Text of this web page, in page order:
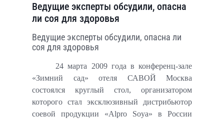
Ведущие эксперты обсудили, опасна
ли соя для здоровья
Ведущие эксперты обсудили, опасна ли
соя для здоровья
24 марта 2009 года в конференц-зале
«Зимний сад» отеля САВОЙ Москва
состоялся круглый стол, организатором
которого стал эксклюзивный дистрибьютор
соевой продукции «Alpro Soya» в России